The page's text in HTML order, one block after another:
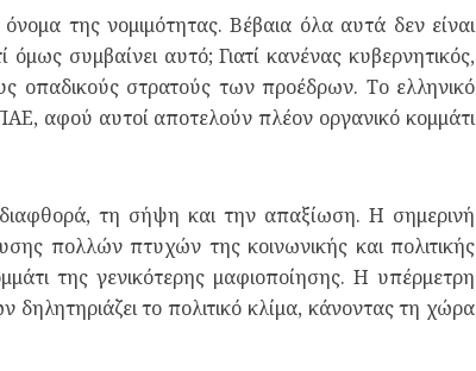
της νομιμότητας. Βέβαια όλα αυτά δεν είναι
συμβαίνει αυτό; Γιατί κανένας κυβερνητικός,
οπαδικούς στρατούς των προέδρων. Το ελληνικό
αφού αυτοί αποτελούν πλέον οργανικό κομμάτι
τη σήψη και την απαξίωση. Η σημερινή
πολλών πτυχών της κοινωνικής και πολιτικής
της γενικότερης μαφιοποίησης. Η υπέρμετρη
το πολιτικό κλίμα, κάνοντας τη χώρα